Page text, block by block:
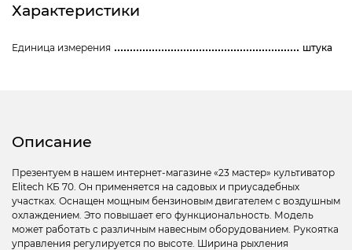
Характеристики
Единица измерения штука
Описание
Презентуем в нашем интернет-магазине «23 мастер» культиватор
Elitech КБ 70. Он применяется на садовых и приусадебных
участках. Оснащен мощным бензиновым двигателем с воздушным
охлаждением. Это повышает его функциональность. Модель
может работать с различным навесным оборудованием. Рукоятка
управления регулируется по высоте. Ширина рыхления